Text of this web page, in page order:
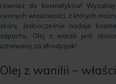
również do kosmetyków!
cennych właściwości, z których
skórę. Jednocześnie nadaje
zapachu. Olej z wanilii jest
uznawany za afrodyzjak!
Olej z wanilii –